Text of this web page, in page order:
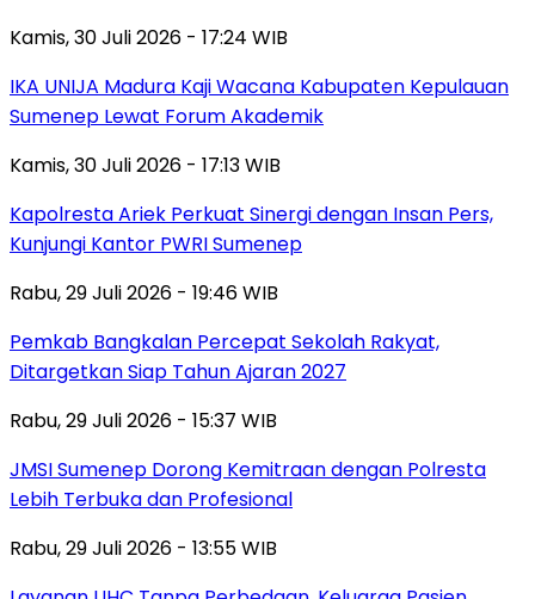
Kamis, 30 Juli 2026 - 17:24 WIB
IKA UNIJA Madura Kaji Wacana Kabupaten Kepulauan
Sumenep Lewat Forum Akademik
Kamis, 30 Juli 2026 - 17:13 WIB
Kapolresta Ariek Perkuat Sinergi dengan Insan Pers,
Kunjungi Kantor PWRI Sumenep
Rabu, 29 Juli 2026 - 19:46 WIB
Pemkab Bangkalan Percepat Sekolah Rakyat,
Ditargetkan Siap Tahun Ajaran 2027
Rabu, 29 Juli 2026 - 15:37 WIB
JMSI Sumenep Dorong Kemitraan dengan Polresta
Lebih Terbuka dan Profesional
Rabu, 29 Juli 2026 - 13:55 WIB